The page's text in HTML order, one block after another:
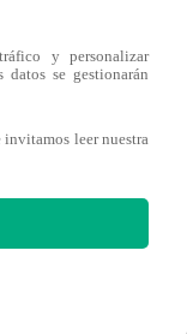
del
y personalizar
datos se gestionarán
leer nuestra